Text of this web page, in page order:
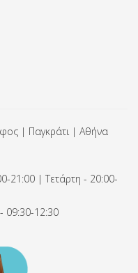
| Παγκράτι | Αθήνα
21:00 | Τετάρτη - 20:00-
09:30-12:30